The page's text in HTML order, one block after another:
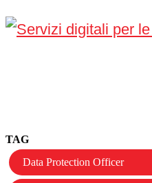
TAG
Data Protection Officer